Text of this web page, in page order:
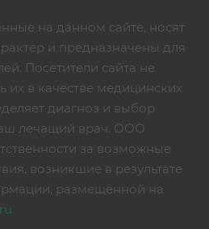
на данном сайте, носят
и предназначены для
Посетители сайта не
их в качестве медицинских
диагноз и выбор
лечащий врач. ООО
за возможные
возникшие в результате
размещённой на